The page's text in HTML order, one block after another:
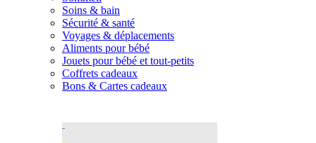
Soins & bain
Sécurité & santé
Voyages & déplacements
Aliments pour bébé
Jouets pour bébé et tout-petits
Coffrets cadeaux
Bons & Cartes cadeaux